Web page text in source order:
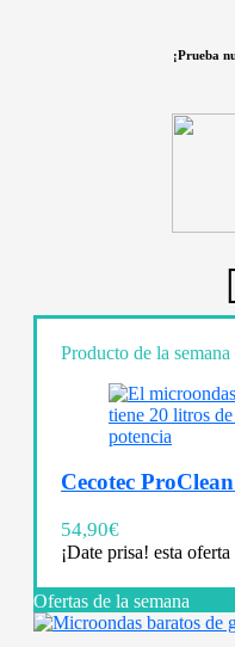
¡Prueba
Producto de la semana
Cecotec
54,90€
¡Date prisa! esta
Ofertas de la semana